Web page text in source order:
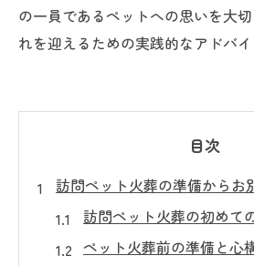
の一員であるペットへの思いを大
れを迎えるための実践的なアドバイ
目次
訪問ペット火葬の準備からお
訪問ペット火葬の初めて
ペット火葬前の準備と心